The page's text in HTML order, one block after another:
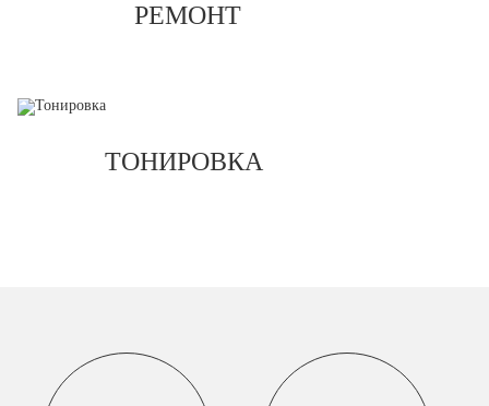
РЕМОНТ
ТОНИРОВКА